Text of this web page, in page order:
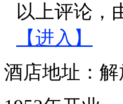
以上评论，
【进入】
酒店地址：